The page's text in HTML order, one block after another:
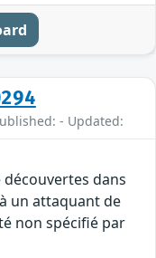
- Updated:
dans
un attaquant de
non spécifié par